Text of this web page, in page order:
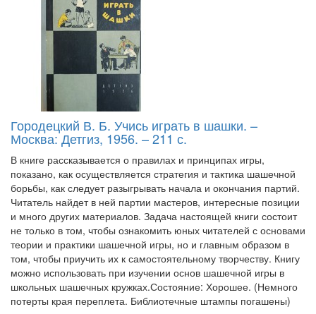
Городецкий В. Б. Учись играть в шашки. –
Москва: Детгиз, 1956. – 211 с.
В книге рассказывается о правилах и принципах игры,
показано, как осуществляется стратегия и тактика шашечной
борьбы, как следует разыгрывать начала и окончания партий.
Читатель найдет в ней партии мастеров, интересные позиции
и много других материалов. Задача настоящей книги состоит
не только в том, чтобы ознакомить юных читателей с основами
теории и практики шашечной игры, но и главным образом в
том, чтобы приучить их к самостоятельному творчеству. Книгу
можно использовать при изучении основ шашечной игры в
школьных шашечных кружках.Состояние: Хорошее. (Немного
потерты края переплета. Библиотечные штампы погашены)